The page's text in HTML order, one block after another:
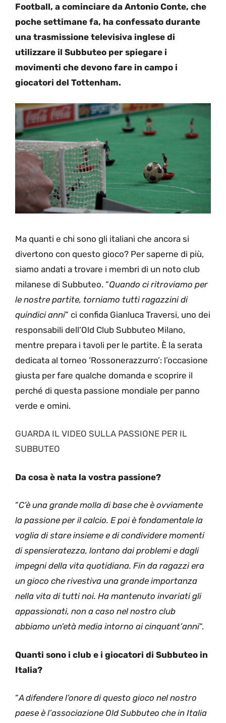
Football, a cominciare da Antonio Conte, che
poche settimane fa, ha confessato durante
una trasmissione televisiva inglese di
utilizzare il Subbuteo per spiegare i
movimenti che devono fare in campo i
giocatori del Tottenham.
Ma quanti e chi sono gli italiani che ancora si
divertono con questo gioco? Per saperne di più,
siamo andati a trovare i membri di un noto club
milanese di Subbuteo. “Quando ci ritroviamo per
le nostre partite, torniamo tutti ragazzini di
quindici anni” ci confida Gianluca Traversi, uno dei
responsabili dell’Old Club Subbuteo Milano,
mentre prepara i tavoli per le partite. È la serata
dedicata al torneo ‘Rossonerazzurro’: l’occasione
giusta per fare qualche domanda e scoprire il
perché di questa passione mondiale per panno
verde e omini.
GUARDA IL VIDEO SULLA PASSIONE PER IL
SUBBUTEO
Da cosa è nata la vostra passione?
“C’è una grande molla di base che è ovviamente
la passione per il calcio. E poi è fondamentale la
voglia di stare insieme e di condividere momenti
di spensieratezza, lontano dai problemi e dagli
impegni della vita quotidiana. Fin da ragazzi era
un gioco che rivestiva una grande importanza
nella vita di tutti noi. Ha mantenuto invariati gli
appassionati, non a caso nel nostro club
abbiamo un’età media intorno ai cinquant’anni“.
Quanti sono i club e i giocatori di Subbuteo in
Italia?
“A difendere l’onore di questo gioco nel nostro
paese è l’associazione Old Subbuteo che in Italia